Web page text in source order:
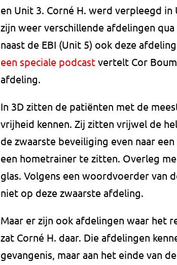
en Unit 3. Corné H. werd verpleegd
zijn weer verschillende afdelingen
naast de EBI (Unit 5) ook deze
een speciale podcast vertelt Cor
afdeling.
In 3D zitten de patiënten met de
vrijheid kennen. Zij zitten vrijwel de
de zwaarste beveiliging even naar
een hometrainer te zitten. Overleg
glas. Volgens een woordvoerder van
niet op deze zwaarste afdeling.
Maar er zijn ook afdelingen waar het
zat Corné H. daar. Die afdelingen
gevangenis, maar aan het einde van